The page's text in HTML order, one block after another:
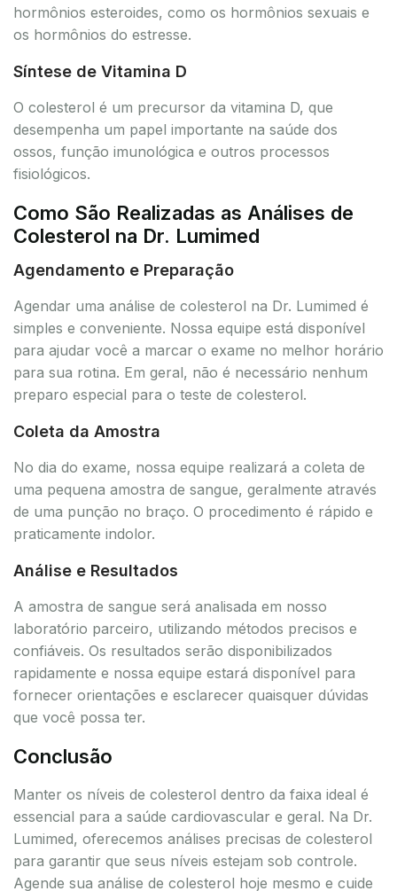
hormônios esteroides, como os hormônios sexuais e
os hormônios do estresse.
Síntese de Vitamina D
O colesterol é um precursor da vitamina D, que
desempenha um papel importante na saúde dos
ossos, função imunológica e outros processos
fisiológicos.
Como São Realizadas as Análises de
Colesterol na Dr. Lumimed
Agendamento e Preparação
Agendar uma análise de colesterol na Dr. Lumimed é
simples e conveniente. Nossa equipe está disponível
para ajudar você a marcar o exame no melhor horário
para sua rotina. Em geral, não é necessário nenhum
preparo especial para o teste de colesterol.
Coleta da Amostra
No dia do exame, nossa equipe realizará a coleta de
uma pequena amostra de sangue, geralmente através
de uma punção no braço. O procedimento é rápido e
praticamente indolor.
Análise e Resultados
A amostra de sangue será analisada em nosso
laboratório parceiro, utilizando métodos precisos e
confiáveis. Os resultados serão disponibilizados
rapidamente e nossa equipe estará disponível para
fornecer orientações e esclarecer quaisquer dúvidas
que você possa ter.
Conclusão
Manter os níveis de colesterol dentro da faixa ideal é
essencial para a saúde cardiovascular e geral. Na Dr.
Lumimed, oferecemos análises precisas de colesterol
para garantir que seus níveis estejam sob controle.
Agende sua análise de colesterol hoje mesmo e cuide